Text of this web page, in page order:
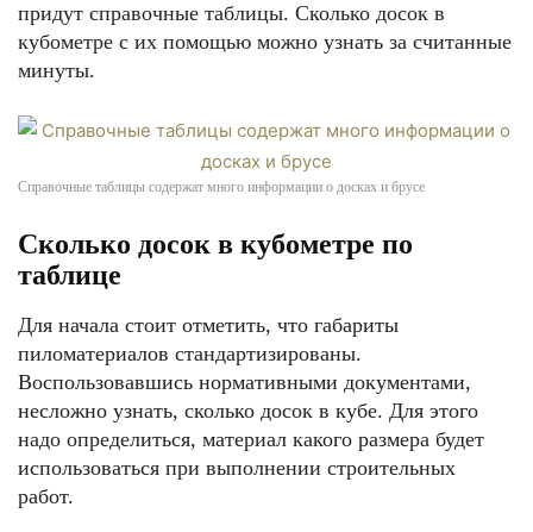
придут справочные таблицы. Сколько досок в
кубометре с их помощью можно узнать за считанные
минуты.
Справочные таблицы содержат много информации о досках и брусе
Сколько досок в кубометре по
таблице
Для начала стоит отметить, что габариты
пиломатериалов стандартизированы.
Воспользовавшись нормативными документами,
несложно узнать, сколько досок в кубе. Для этого
надо определиться, материал какого размера будет
использоваться при выполнении строительных
работ.